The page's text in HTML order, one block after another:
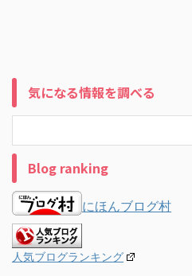
気になる情報を調べる
Blog ranking
にほんブログ村
人気ブログランキング